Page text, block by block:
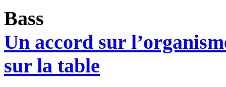
Bass
Un accord sur
sur la table